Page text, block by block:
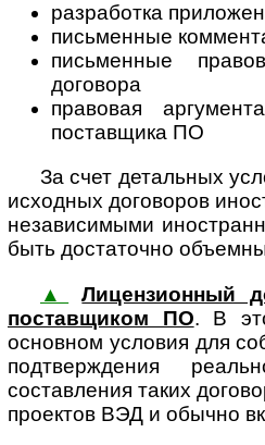
разработка
письменные
письменные
договора
правовая
поставщика ПО
За счет детальных
исходных договоров
независимыми
быть достаточно
▲
Лицензионный
поставщиком ПО. В
основном условия для
подтверждения
составления таких
проектов ВЭД и обычно